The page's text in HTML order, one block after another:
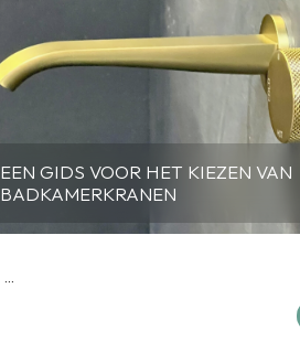
EEN GIDS VOOR HET KIEZEN VAN
BADKAMERKRANEN
...